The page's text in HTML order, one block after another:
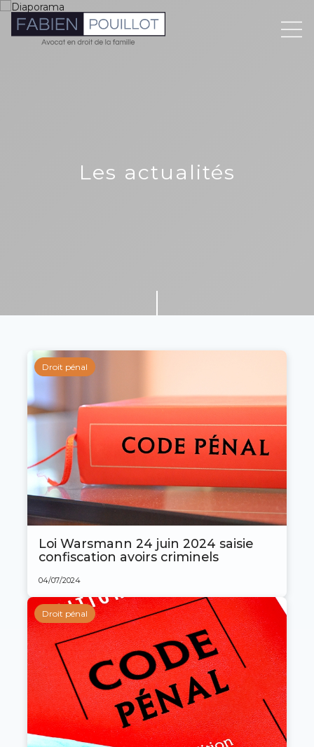
Les actualités
Loi Warsmann 24 juin 2024 saisie
confiscation avoirs criminels
04/07/2024
Droit pénal
Droit pénal